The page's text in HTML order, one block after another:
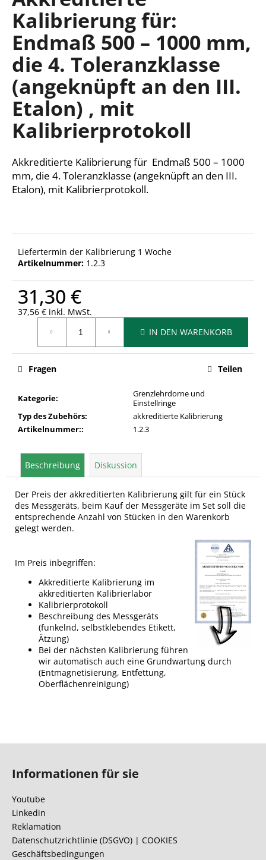
0,0
von
5
Sternen.
Kalibrierung für:
Endmaß 500 – 1000 mm,
die 4. Toleranzklasse
(angeknüpft an den III.
Etalon) , mit
Kalibrierprotokoll
Akkreditierte Kalibrierung für Endmaß 500 – 1000
mm, die 4. Toleranzklasse (angeknüpft an den III.
Etalon), mit Kalibrierprotokoll.
Liefertermin der Kalibrierung 1 Woche
Artikelnummer: 1.2.3
31,30 €
37,56 € inkl. MwSt.
IN DEN WARENKORB
Kategorie:
Grenzlehrdorne und
Einstellringe
Typ des Zubehörs:
akkreditierte Kalibrierung
Artikelnummer:: 1.2.3
Fragen Teilen
Beschreibung Diskussion
Der Preis der akkreditierten Kalibrierung gilt für ein Stück
des Messgeräts, beim Kauf der Messgeräte im Set soll die
entsprechende Anzahl von Stücken in den Warenkorb
gelegt werden.
Im Preis inbegriffen:
Akkreditierte Kalibrierung im
akkreditierten Kalibrierlabor
Kalibrierprotokoll
Beschreibung des Messgeräts
(funkelnd, selbstklebendes Etikett,
Ätzung)
Bei der nächsten Kalibrierung führen
wir automatisch auch eine Grundwartung durch
(Entmagnetisierung, Entfettung,
Oberflächenreinigung)
SUCHEN
W
r
e
p
f
e
Informationen für sie
Youtube
Linkedin
Reklamation
Datenschutzrichtlinie (DSGVO) | COOKIES
Geschäftsbedingungen